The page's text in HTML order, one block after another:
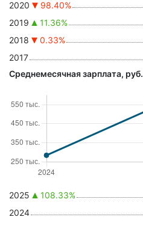
2020
98.40%
2019
11.36%
2018
0.33%
2017
Среднемесячная зарплата, руб.
2025 108.33%
2024